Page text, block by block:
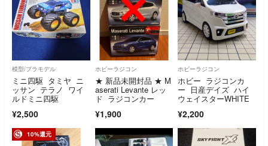
模型/プラモデル
ミニ四駆 タミヤ ニ
ッサン テラノ ワイ
ルドミニ四駆
¥2,500
ホビーラジコン
★ 新品未開封品 ★ M
aserati Levante レッ
ド ラジコンカー
¥1,900
ホビーラジコン
ホビー ラジコンカ
ー 日産デイズ ハイ
ウェイスターWHITE
¥2,200
10%還元